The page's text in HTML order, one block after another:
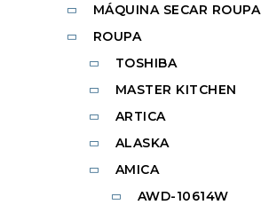
MÁQUINA SECAR ROUPA
ROUPA
TOSHIBA
MASTER KITCHEN
ARTICA
ALASKA
AMICA
AWD-10614W